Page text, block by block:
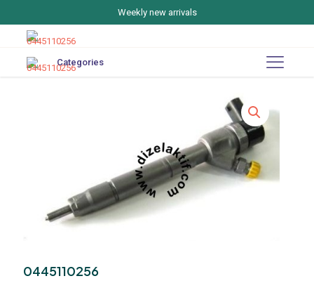
Weekly new arrivals
Categories
0445110256